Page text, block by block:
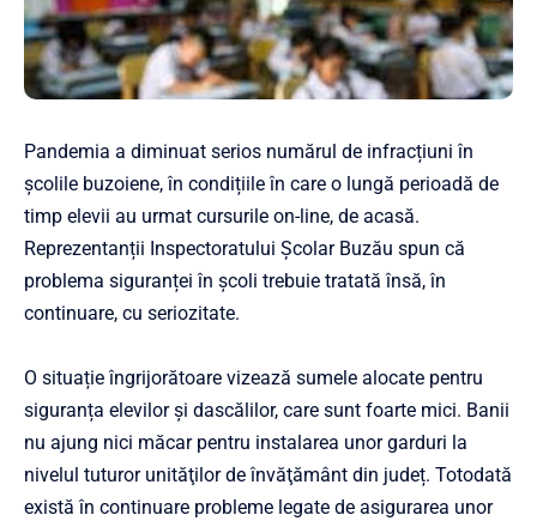
Pandemia a diminuat serios numărul de infracțiuni în
școlile buzoiene, în condițiile în care o lungă perioadă de
timp elevii au urmat cursurile on-line, de acasă.
Reprezentanții Inspectoratului Școlar Buzău spun că
problema siguranței în școli trebuie tratată însă, în
continuare, cu seriozitate.
O situație îngrijorătoare vizează sumele alocate pentru
siguranța elevilor și dascălilor, care sunt foarte mici. Banii
nu ajung nici măcar pentru instalarea unor garduri la
nivelul tuturor unităţilor de învăţământ din județ. Totodată
există în continuare probleme legate de asigurarea unor